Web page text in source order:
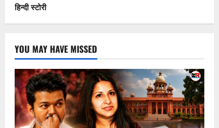
हिन्दी स्टोरी
YOU MAY HAVE MISSED